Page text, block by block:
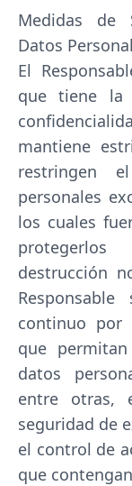
Medidas de
Datos
El
que tiene la
mantiene
restringen
personales
los cuales
destrucción
continuo por
que
datos
entre otras,
seguridad de
el control de
que